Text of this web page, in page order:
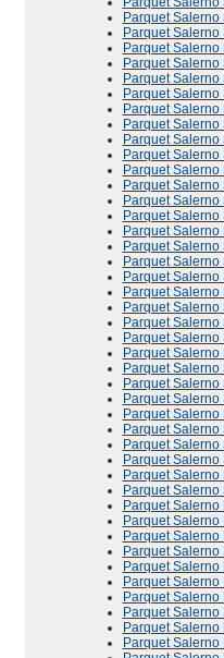
Parquet
Parquet
Parquet Salerno
Parquet
Parquet Salerno
Parquet
Parquet Salerno
Parquet Salerno
Parquet Salerno
Parquet Salerno
Parquet Salerno
Parquet Salerno
Parquet
Parquet
Parquet Salerno
Parquet Salerno
Parquet Salerno
Parquet Salerno
Parquet Salerno
Parquet Salerno
Parquet
Parquet
Parquet
Parquet
Parquet
Parquet Salerno
Parquet
Parquet Salerno
Parquet Salerno
Parquet Salerno
Parquet
Parquet Salerno
Parquet Salerno
Parquet Salerno
Parquet
Parquet Salerno
Parquet
Parquet
Parquet
Parquet
Parquet Salerno
Parquet